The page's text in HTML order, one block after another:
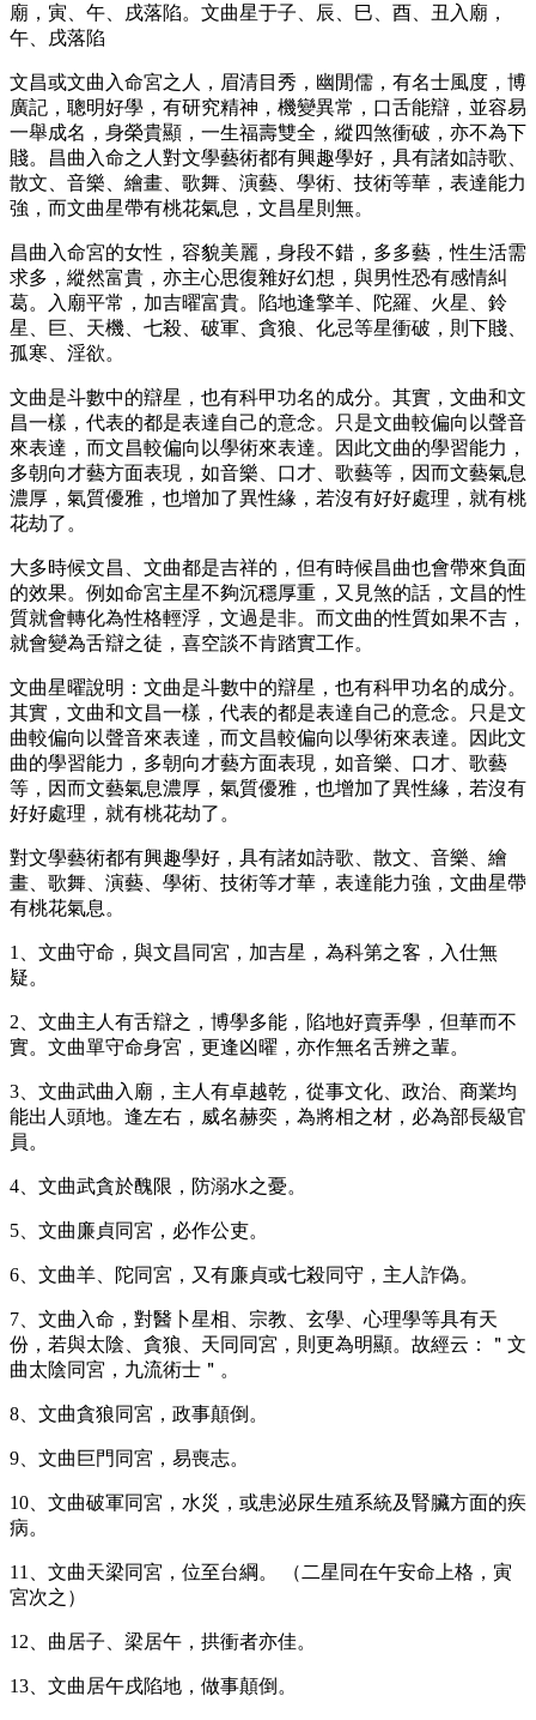
廟，寅、午、戌落陷。文曲星于子、辰、巳、酉、丑入廟，
午、戌落陷
文昌或文曲入命宮​​之人，眉清目秀，幽閒儒，有名士風度，博
廣記，聰明好學，有研究精神，機變異常，口舌能辯，並容​​易
一舉成名，身榮貴顯，一生福壽雙全，縱四煞衝破，亦不為下
賤。昌曲入命之人對文學藝術都有興趣學好，具有諸如詩歌、
散文、音樂、繪畫、歌舞、演藝、學術、技術等華，表達能力
強，而文曲星帶有桃花氣息，文昌星則無。
昌曲入命宮的女性，容貌美麗，身段不錯，多多藝，性生活需
求多，縱然富貴，亦主心思復雜好幻想，與男性恐有感情糾
葛。入廟平常，加吉曜富貴。陷地逢擎羊、陀羅、火星、鈴
星、巨、天機、七殺、破軍、貪狼、化忌等星衝破，則下賤、
孤寒、淫欲。
文曲是斗數中的辯星，也有科甲功名的成分。其實，文曲和文
昌一樣，代表的都是表達自己的意念。只是文曲較偏向以聲音
來表達，而文昌較偏向以學術來表達。因此文曲的學習能力，
多朝向才藝方面表現，如音樂、口才、歌藝等，因而文藝氣息
濃厚，氣質優雅，也增加了異性緣，若沒有好好處理，就有桃
花劫了。
大多時候文昌、文曲都是吉祥的，但有時候昌曲也會帶來負面
的效果。例如命宮主星不夠沉穩厚重，又見煞的話，文昌的性
質就會轉化為性格輕浮，文過是非。而文曲的性質如果不吉，
就會變為舌辯之徒，喜空談不肯踏實工作。
文曲星曜說明：文曲是斗數中的辯星，也有科甲功名的成分。
其實，文曲和文昌一樣，代表的都是表達自己的意念。只是文
曲較偏向以聲音來表達，而文昌較偏向以學術來表達。因此文
曲的學習能力，多朝向才藝方面表現，如音樂、口才、歌藝
等，因而文藝氣息濃厚，氣質優雅，也增加了異性緣，若沒有
好好處理，就有桃花劫了。
對文學藝術都有興趣學好，具有諸如詩歌、散文、音樂、繪
畫、歌舞、演藝、學術、技術等才華，表達能力強，文曲星帶
有桃花氣息。
1、文曲守命，與文昌同宮，加吉星，為科第之客，入仕無
疑。
2、文曲主人有舌辯之，博學多能，陷地好賣弄學，但華而不
實。文曲單守命身宮，更逢凶曜，亦作無名舌辨之輩。
3、文曲武曲入廟，主人有卓越乾，從事文化、政治、商業均
能出人頭地。逢左右，威名赫奕，為將相之材，必為部長級官
員。
4、文曲武貪於醜限，防溺水之憂。
5、文曲廉貞同宮，必作公吏。
6、文曲羊、陀同宮，又有廉貞或七殺同守，主人詐偽。
7、文曲入命，對醫卜星相、宗教、玄學、心理學等具有天
份，若與太陰、貪狼、天同同宮，則更為明顯。故經云：＂文
曲太陰同宮，九流術士＂。
8、文曲貪狼同宮，政事顛倒。
9、文曲巨門同宮，易喪志。
10、文曲破軍同宮，水災，或患泌尿生殖系統及腎臟方面的疾
病。
11、文曲天梁同宮，位至台綱。 （二星同在午安命上格，寅
宮次之）
12、曲居子、梁居午，拱衝者亦佳。
13、文曲居午戌陷地，做事顛倒。